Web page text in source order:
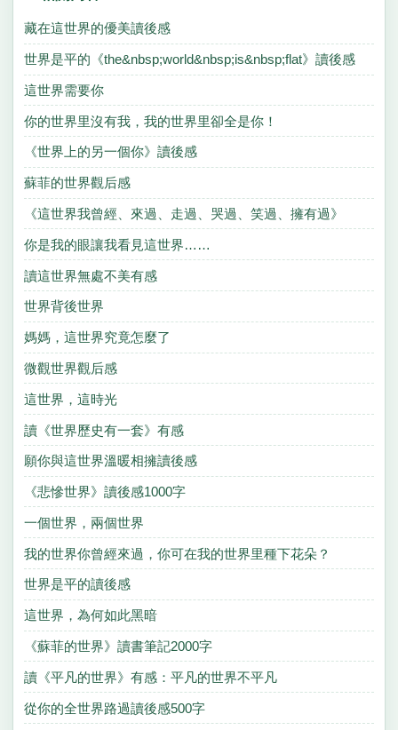
藏在這世界的優美讀後感
世界是平的《the&nbsp;world&nbsp;is&nbsp;flat》讀後感
這世界需要你
你的世界里沒有我，我的世界里卻全是你！
《世界上的另一個你》讀後感
蘇菲的世界觀后感
《這世界我曾經、來過、走過、哭過、笑過、擁有過》
你是我的眼讓我看見這世界……
讀這世界無處不美有感
世界背後世界
媽媽，這世界究竟怎麼了
微觀世界觀后感
這世界，這時光
讀《世界歷史有一套》有感
願你與這世界溫暖相擁讀後感
《悲慘世界》讀後感1000字
一個世界，兩個世界
我的世界你曾經來過，你可在我的世界里種下花朵？
世界是平的讀後感
這世界，為何如此黑暗
《蘇菲的世界》讀書筆記2000字
讀《平凡的世界》有感：平凡的世界不平凡
從你的全世界路過讀後感500字